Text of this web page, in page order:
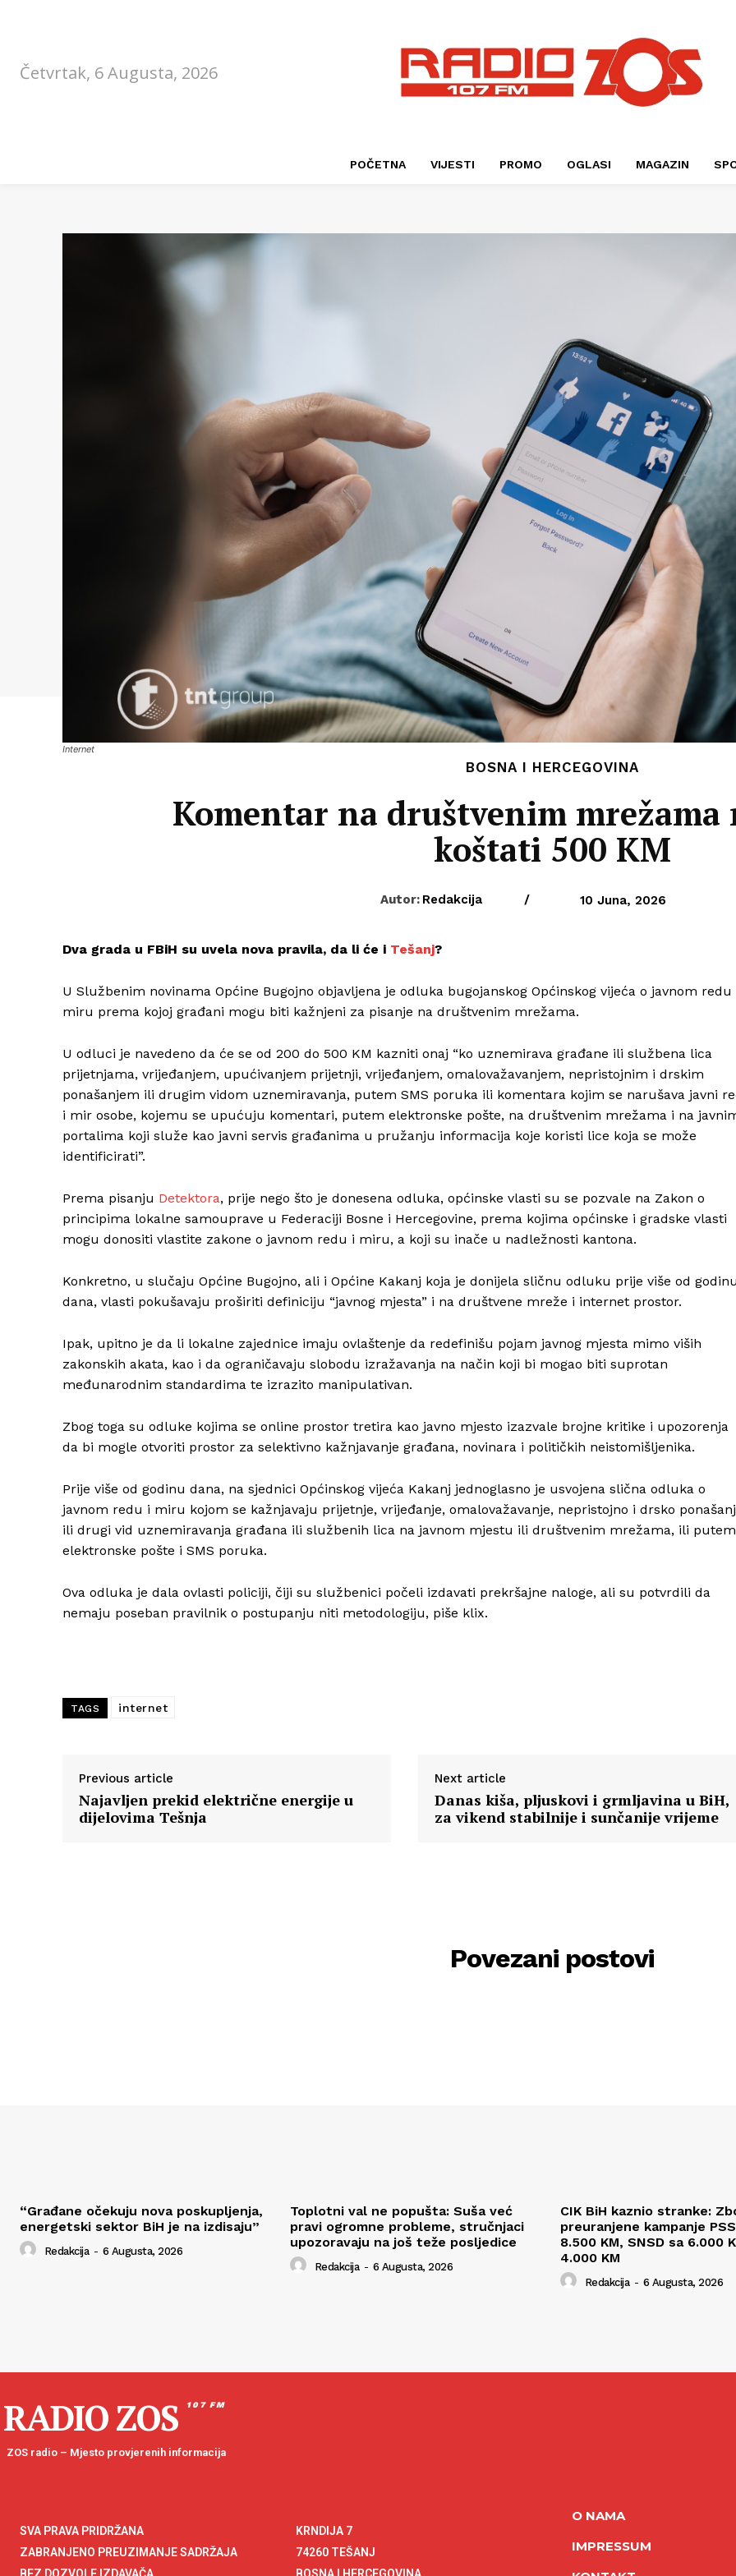
Četvrtak, 6 Augusta, 2026
POČETNA VIJESTI PROMO OGLASI MAGAZIN
Internet
BOSNA I HERCEGOVINA
Komentar na društvenim mrežama
koštati 500 KM
Autor: Redakcija / 10 Juna, 2026
Dva grada u FBiH su uvela nova pravila, da li će i Tešanj?
U Službenim novinama Općine Bugojno objavljena je odluka bugojanskog Općinskog vijeća o javnom redu
miru prema kojoj građani mogu biti kažnjeni za pisanje na društvenim mrežama.
U odluci je navedeno da će se od 200 do 500 KM kazniti onaj “ko uznemirava građane ili službena lica
prijetnjama, vrijeđanjem, upućivanjem prijetnji, vrijeđanjem, omalovažavanjem, nepristojnim i drskim
ponašanjem ili drugim vidom uznemiravanja, putem SMS poruka ili komentara kojim se narušava javni
i mir osobe, kojemu se upućuju komentari, putem elektronske pošte, na društvenim mrežama i na
portalima koji služe kao javni servis građanima u pružanju informacija koje koristi lice koja se može
identificirati”.
Prema pisanju Detektora, prije nego što je donesena odluka, općinske vlasti su se pozvale na Zakon o
principima lokalne samouprave u Federaciji Bosne i Hercegovine, prema kojima općinske i gradske vlasti
mogu donositi vlastite zakone o javnom redu i miru, a koji su inače u nadležnosti kantona.
Konkretno, u slučaju Općine Bugojno, ali i Općine Kakanj koja je donijela sličnu odluku prije više od
dana, vlasti pokušavaju proširiti definiciju “javnog mjesta” i na društvene mreže i internet prostor.
Ipak, upitno je da li lokalne zajednice imaju ovlaštenje da redefinišu pojam javnog mjesta mimo viših
zakonskih akata, kao i da ograničavaju slobodu izražavanja na način koji bi mogao biti suprotan
međunarodnim standardima te izrazito manipulativan.
Zbog toga su odluke kojima se online prostor tretira kao javno mjesto izazvale brojne kritike i upozorenja
da bi mogle otvoriti prostor za selektivno kažnjavanje građana, novinara i političkih neistomišljenika.
Prije više od godinu dana, na sjednici Općinskog vijeća Kakanj jednoglasno je usvojena slična odluka o
javnom redu i miru kojom se kažnjavaju prijetnje, vrijeđanje, omalovažavanje, nepristojno i drsko
ili drugi vid uznemiravanja građana ili službenih lica na javnom mjestu ili društvenim mrežama, ili putem
elektronske pošte i SMS poruka.
Ova odluka je dala ovlasti policiji, čiji su službenici počeli izdavati prekršajne naloge, ali su potvrdili da
nemaju poseban pravilnik o postupanju niti metodologiju, piše klix.
TAGS internet
Previous article
Najavljen prekid električne energije u
dijelovima Tešnja
Next article
Danas kiša, pljuskovi i grmljavina u BiH,
za vikend stabilnije i sunčanije vrijeme
Povezani postovi
“Građane očekuju nova poskupljenja,
energetski sektor BiH je na izdisaju”
Redakcija - 6 Augusta, 2026
Toplotni val ne popušta: Suša već
pravi ogromne probleme, stručnjaci
upozoravaju na još teže posljedice
Redakcija - 6 Augusta, 2026
CIK BiH kaznio stranke:
preuranjene kampanje
8.500 KM, SNSD sa 6.000
4.000 KM
Redakcija - 6 Augusta, 2026
RADIO ZOS 107 FM
ZOS radio – Mjesto provjerenih informacija
SVA PRAVA PRIDRŽANA
ZABRANJENO PREUZIMANJE SADRŽAJA
KRNDIJA 7
74260 TEŠANJ
O NAMA
IMPRESSUM